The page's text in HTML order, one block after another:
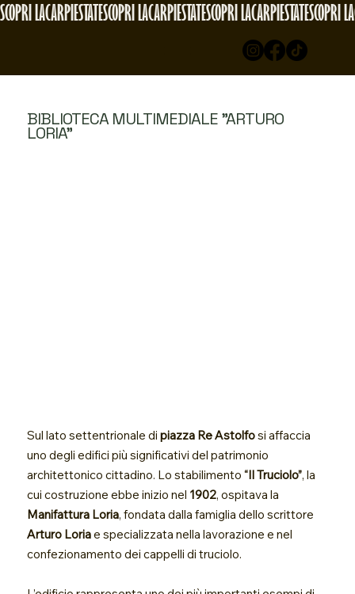
SCOPRI LACARPIESTATE
BIBLIOTECA MULTIMEDIALE "ARTURO
LORIA"
Sul lato settentrionale dipiazza Re Astolfosi affaccia
uno degli edifici più significativi del patrimonio
architettonico cittadino. Lo stabilimento“Il Truciolo”, la
cui costruzione ebbe inizio nel 1902, ospitava la
Manifattura Loria, fondata dalla famiglia dello scrittore
Arturo Loriae specializzata nella lavorazione e nel
confezionamento dei cappelli di truciolo.